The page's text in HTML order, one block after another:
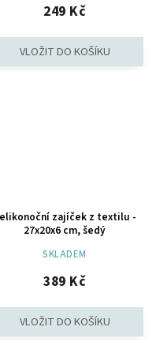
249 Kč
zajíček z textilu -
27x20x6 cm, šedý
SKLADEM
389 Kč